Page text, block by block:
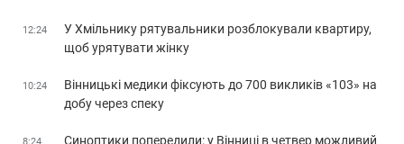
12:24
У Хмільнику рятувальники розблокували квартиру,
щоб урятувати жінку
10:24
Вінницькі медики фіксують до 700 викликів «103» на
добу через спеку
Синоптики попередили: у Вінниці в четвер можливий